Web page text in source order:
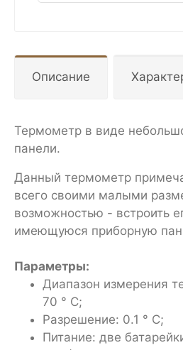
Описание
Термометр в виде
панели.
Данный термометр
всего своими малыми
возможностью - встроить
имеющуюся приборную
Параметры:
Диапазон измерения
70 ° C;
Разрешение: 0.1 ° C;
Питание: две